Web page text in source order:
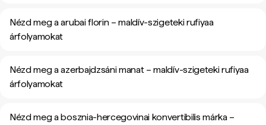
Nézd meg a arubai florin – maldív-szigeteki rufiyaa
árfolyamokat
Nézd meg a azerbajdzsáni manat – maldív-szigeteki rufiyaa
árfolyamokat
Nézd meg a bosznia-hercegovinai konvertibilis márka –